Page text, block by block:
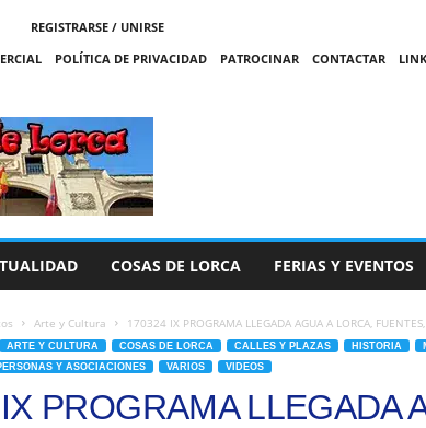
REGISTRARSE / UNIRSE
POLÍTICA DE PRIVACIDAD PATROCINAR CONTACTAR
COSAS DE LORCA FERIAS Y EVENTOS
Arte y Cultura 170324 IX PROGRAMA LLEGADA AGUA A LORCA,
ARTE Y CULTURA COSAS DE LORCA CALLES Y PLAZAS HISTORIA
Y ASOCIACIONES VARIOS VIDEOS
PROGRAMA LLEGADA